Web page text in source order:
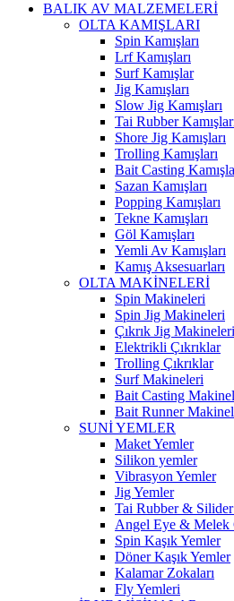
BALIK AV MALZEMELERİ
OLTA KAMIŞLARI
Spin Kamışları
Lrf Kamışları
Surf Kamışlar
Jig Kamışları
Slow Jig Kamışları
Tai Rubber
Shore Jig Kamışları
Trolling Kamışları
Bait Casting
Sazan Kamışları
Popping Kamışları
Tekne Kamışları
Göl Kamışları
Yemli Av Kamışları
Kamış Aksesuarları
OLTA MAKİNELERİ
Spin Makineleri
Spin Jig Makineleri
Çıkrık Jig Makineleri
Elektrikli Çıkrıklar
Trolling Çıkrıklar
Surf Makineleri
Bait Casting
Bait Runner
SUNİ YEMLER
Maket Yemler
Silikon yemler
Vibrasyon Yemler
Jig Yemler
Tai Rubber &
Angel Eye & Melek
Spin Kaşık Yemler
Döner Kaşık Yemler
Kalamar Zokaları
Fly Yemleri